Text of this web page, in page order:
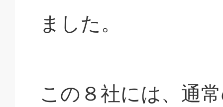
ました。
この８社には、通